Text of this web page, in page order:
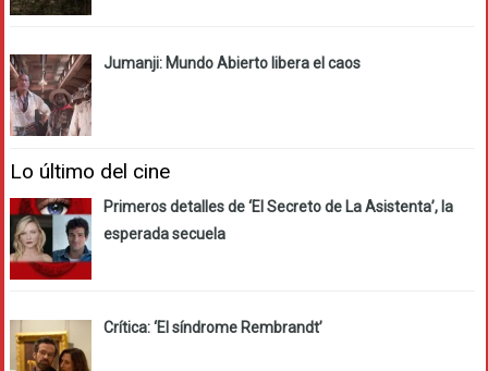
Jumanji: Mundo Abierto libera el caos
Lo último del cine
Primeros detalles de ‘El Secreto de La Asistenta’, la
esperada secuela
Crítica: ‘El síndrome Rembrandt’